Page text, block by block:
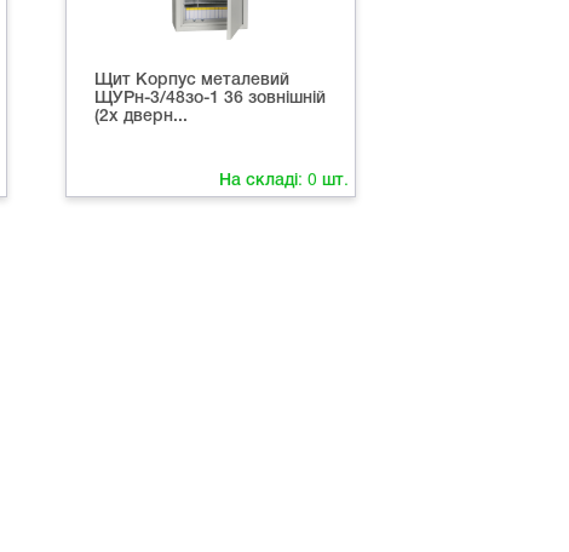
Щит Корпус металевий
ЩУРн-3/48зо-1 36 зовнішній
(2х дверн...
На складі:0 шт.